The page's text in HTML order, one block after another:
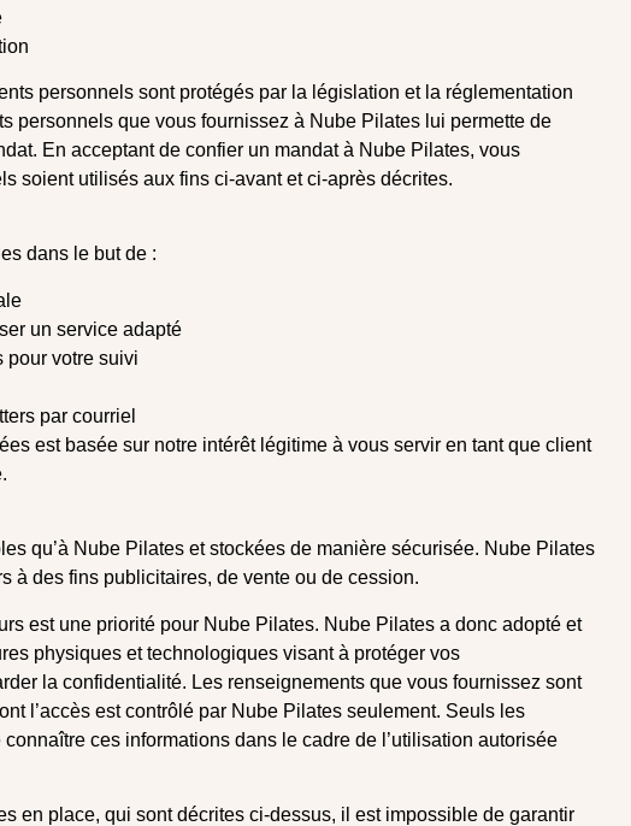
personnels sont protégés par la législation et la réglementation
personnels que vous fournissez à Nube Pilates lui permette de
En acceptant de confier un mandat à Nube Pilates, vous
soient utilisés aux fins ci-avant et ci-après décrites.
dans le but de :
un service adapté
pour votre suivi
par courriel
est basée sur notre intérêt légitime à vous servir en tant que client
qu’à Nube Pilates et stockées de manière sécurisée. Nube Pilates
à des fins publicitaires, de vente ou de cession.
est une priorité pour Nube Pilates. Nube Pilates a donc adopté et
physiques et technologiques visant à protéger vos
la confidentialité. Les renseignements que vous fournissez sont
l’accès est contrôlé par Nube Pilates seulement. Seuls les
ces informations dans le cadre de l’utilisation autorisée
en place, qui sont décrites ci-dessus, il est impossible de garantir